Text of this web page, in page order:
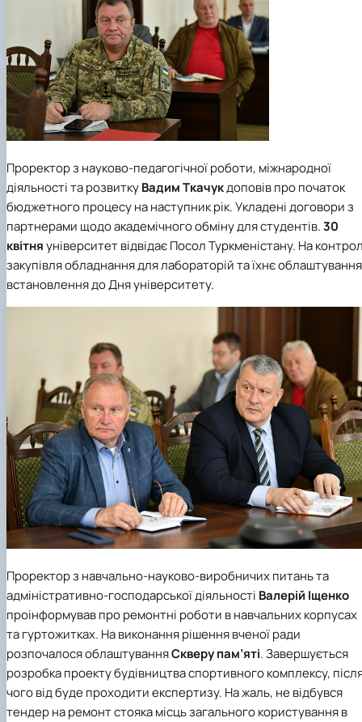
Проректор з науково-педагогічної роботи, міжнародної
діяльності та розвиткуВадим Ткачукдоповів про початок
бюджетного процесу на наступник рік. Укладені договори з
партнерами щодо академічного обміну для студентів.30
квітняуніверситет відвідає Посол Туркменістану. На
закупівля обладнання для лабораторій та їхнє облаштування
встановлення до Дня університету.
Проректор з навчально-науково-виробничих питань та
адміністративно-господарської діяльності Валерій Іщенко
проінформував про ремонтні роботи в навчальних корпусах
та гуртожитках. На виконання рішення вченої ради
розпочалося облаштуванняСкверу пам’яті. Завершується
розробка проекту будівництва спортивного комплексу,
чого від буде проходити експертизу. На жаль, не відбувся
тендер на ремонт стояка місць загального користування в